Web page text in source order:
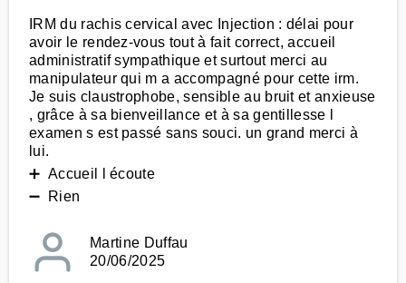
IRM du rachis cervical avec Injection : délai pour
avoir le rendez-vous tout à fait correct, accueil
administratif sympathique et surtout merci au
manipulateur qui m a accompagné pour cette irm.
Je suis claustrophobe, sensible au bruit et anxieuse
, grâce à sa bienveillance et à sa gentillesse l
examen s est passé sans souci. un grand merci à
lui.
➕ Accueil l écoute
➖ Rien
Martine Duffau
20/06/2025